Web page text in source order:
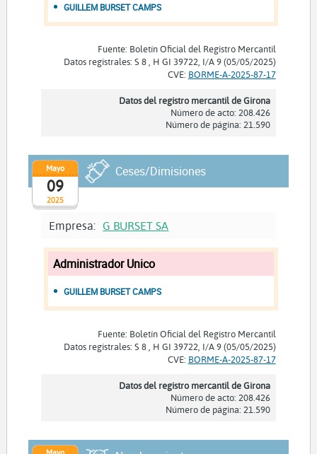
GUILLEM BURSET CAMPS
Fuente: Boletín Oficial del Registro Mercantil
Datos registrales: S 8 , H GI 39722, I/A 9 (05/05/2025)
CVE: BORME-A-2025-87-17
Datos del registro mercantil de Girona
Número de acto: 208.426
Número de página: 21.590
2025
Mayo
09
Ceses/Dimisiones
Empresa: G BURSET SA
Administrador Unico
GUILLEM BURSET CAMPS
Fuente: Boletín Oficial del Registro Mercantil
Datos registrales: S 8 , H GI 39722, I/A 9 (05/05/2025)
CVE: BORME-A-2025-87-17
Datos del registro mercantil de Girona
Número de acto: 208.426
Número de página: 21.590